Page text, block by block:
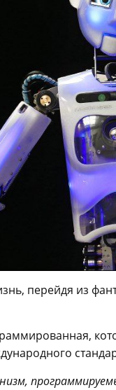
перейдя из